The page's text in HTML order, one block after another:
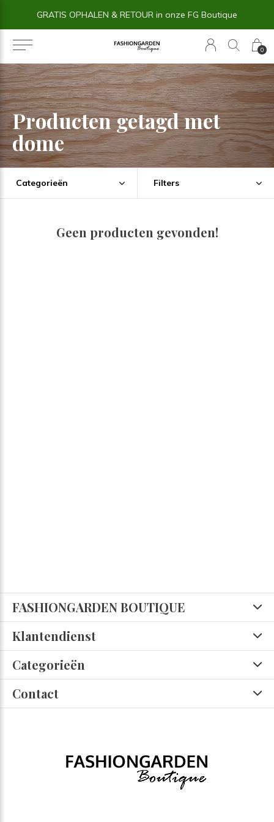
0
GRATIS OPHALEN & RETOUR in onze FG Boutique
Producten getagd met
dome
Categorieën Filters
Geen producten gevonden!
FASHIONGARDEN BOUTIQUE
Klantendienst
Categorieën
Contact